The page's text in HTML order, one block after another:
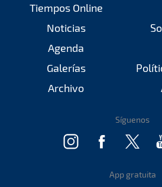
Tiempos Online
Noticias
Agenda
Galerías
Archivo
Síguenos
App gratuita